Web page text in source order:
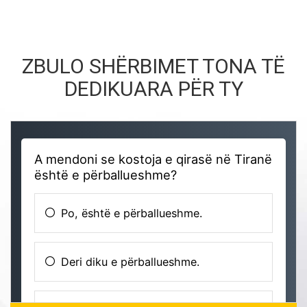
ZBULO SHËRBIMET TONA TË
DEDIKUARA PËR TY